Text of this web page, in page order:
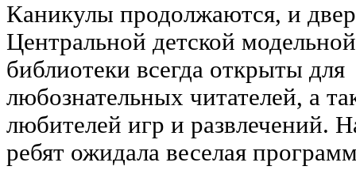
Каникулы продолжаются, и
Центральной детской модельной
библиотеки всегда открыты для
любознательных читателей, а
любителей игр и развлечений.
ребят ожидала веселая